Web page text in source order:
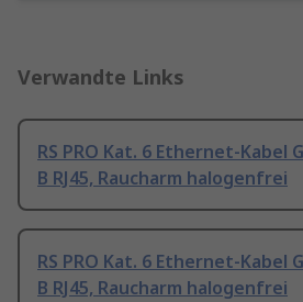
Verwandte Links
RS PRO Kat. 6 Ethernet-Kabel
B RJ45, Raucharm halogenfrei
RS PRO Kat. 6 Ethernet-Kabel
B RJ45, Raucharm halogenfrei